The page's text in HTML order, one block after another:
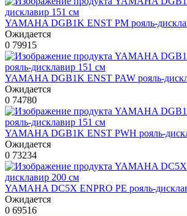
YAMAHA DGB1K ENST PM рояль-
Ожидается
0 79915
YAMAHA DGB1K ENST PAW рояль-
Ожидается
0 74780
YAMAHA DGB1K ENST PWH рояль-
Ожидается
0 73234
YAMAHA DC5X ENPRO PE рояль-
Ожидается
0 69516